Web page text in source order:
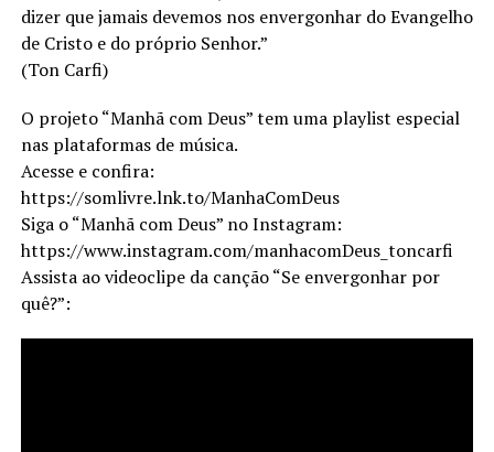
dizer que jamais devemos nos envergonhar do Evangelho
de Cristo e do próprio Senhor.”
(Ton Carfi)
O projeto “Manhã com Deus” tem uma playlist especial
nas plataformas de música.
Acesse e confira:
https://somlivre.lnk.to/ManhaComDeus
Siga o “Manhã com Deus” no Instagram:
https://www.instagram.com/manhacomDeus_toncarfi
Assista ao videoclipe da canção “Se envergonhar por
quê?”: